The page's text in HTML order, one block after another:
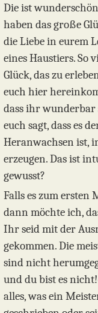
Die ist
haben das große
die Liebe in eurem
eines Haustiers. So
Glück, das zu
euch hier
dass ihr wunderbar
euch sagt, dass es
Heranwachsen ist,
erzeugen. Das ist
gewusst?
Falls es zum ersten
dann möchte ich,
Ihr seid mit der
gekommen. Die
sind nicht
und du bist es
alles, was ein